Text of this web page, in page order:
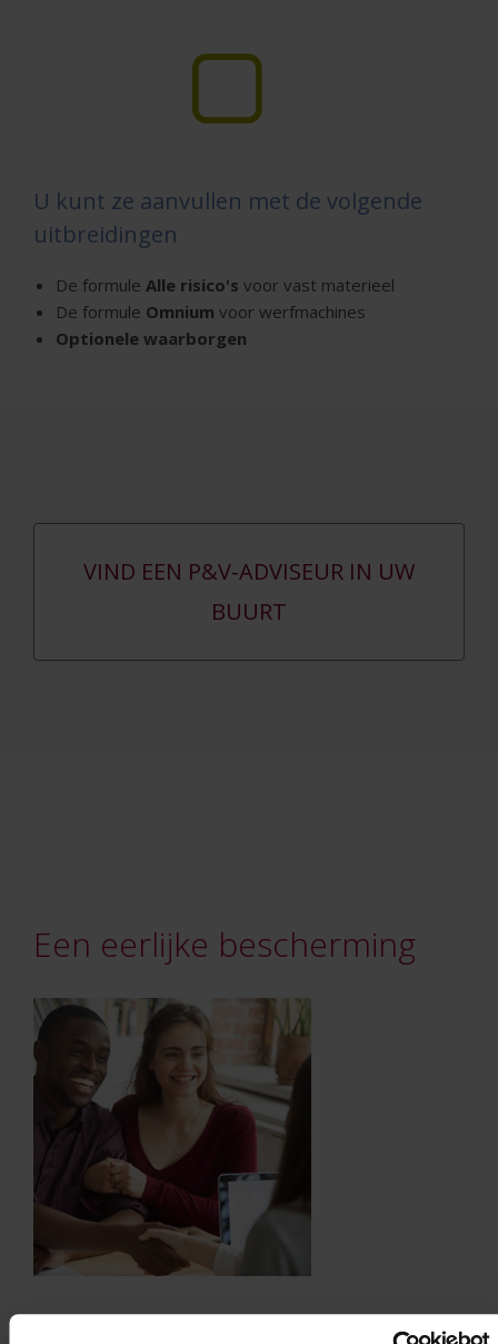
U kunt ze aanvullen met de volgende
uitbreidingen
De formule Alle risico's voor vast materieel
De formule Omnium voor werfmachines
Optionele waarborgen
VIND EEN P&V-ADVISEUR IN UW
BUURT
Een eerlijke bescherming